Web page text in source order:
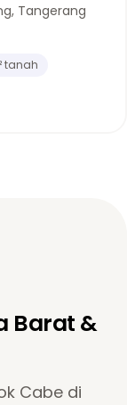
Tangerang
tanah
Barat &
Cabe di